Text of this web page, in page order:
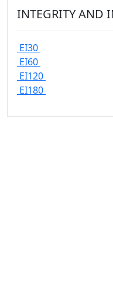
INTEGRITY AND
EI30
EI60
EI120
EI180